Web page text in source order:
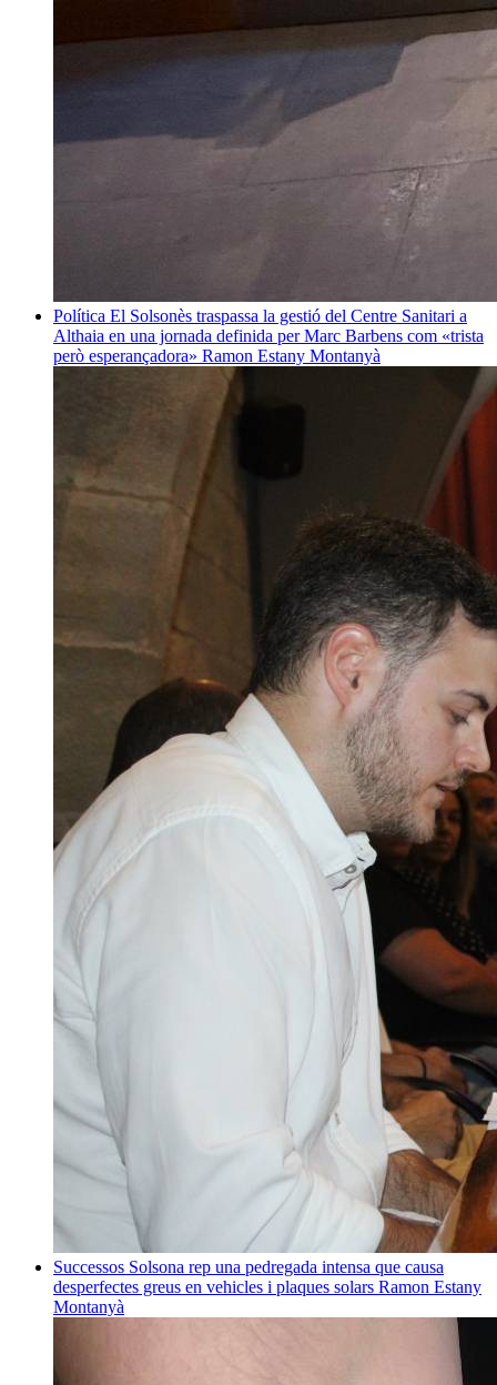
Política El Solsonès traspassa la gestió del Centre Sanitari a
Althaia en una jornada definida per Marc Barbens com «trista
però esperançadora» Ramon Estany Montanyà
Successos Solsona rep una pedregada intensa que causa
desperfectes greus en vehicles i plaques solars Ramon Estany
Montanyà